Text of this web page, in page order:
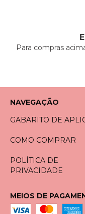
Para compras
NAVEGAÇÃO
GABARITO DE
COMO COMPRAR
POLÍTICA DE
PRIVACIDADE
MEIOS DE